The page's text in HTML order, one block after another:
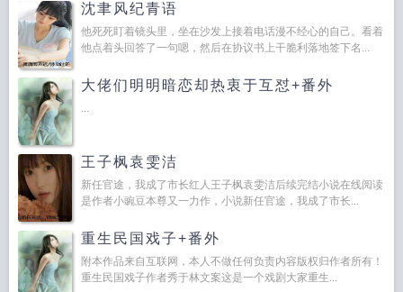
沈聿风纪青语
他死死盯着镜头里，坐在沙发上接着电话漫不经心的自己。看着
他点着头回答了一句嗯，然后在协议书上干脆利落地签下名...
大佬们明明暗恋却热衷于互怼+番外
...
王子枫袁雯洁
新任官途，我成了市长红人王子枫袁雯洁后续完结小说在线阅读
是作者小豌豆本尊又一力作，小说新任官途，我成了市长...
重生民国戏子+番外
附本作品来自互联网，本人不做任何负责内容版权归作者所有！
重生民国戏子作者秀于林文案这是一个戏剧大家重生...